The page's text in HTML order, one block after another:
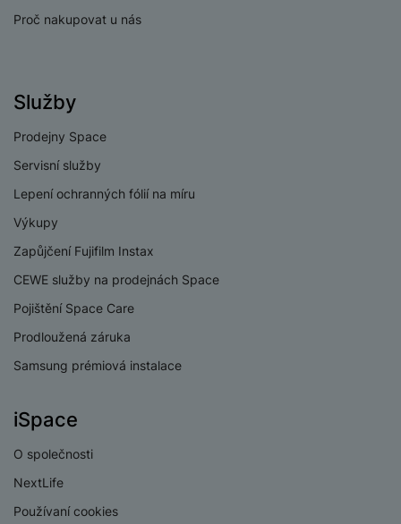
Proč nakupovat u nás
Služby
Prodejny Space
Servisní služby
Lepení ochranných fólií na míru
Výkupy
Zapůjčení Fujifilm Instax
CEWE služby na prodejnách Space
Pojištění Space Care
Prodloužená záruka
Samsung prémiová instalace
iSpace
O společnosti
NextLife
Používaní cookies